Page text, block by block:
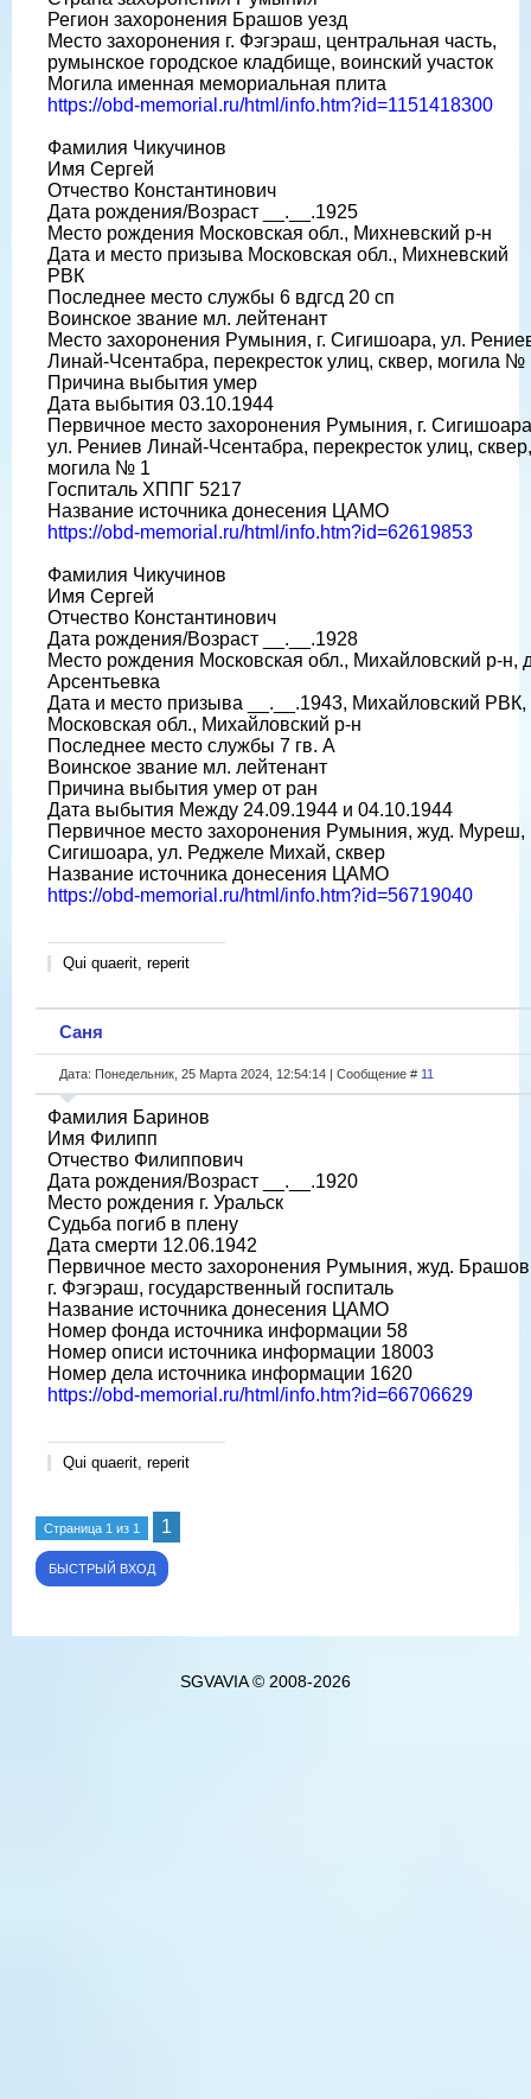
Регион захоронения Брашов уезд
Место захоронения г. Фэгэраш, центральная часть,
румынское городское кладбище, воинский участок
Могила именная мемориальная плита
https://obd-memorial.ru/html/info.htm?id=1151418300
Фамилия Чикучинов
Имя Сергей
Отчество Константинович
Дата рождения/Возраст __.__.1925
Место рождения Московская обл., Михневский р-н
Дата и место призыва Московская обл., Михневский
РВК
Последнее место службы 6 вдгсд 20 сп
Воинское звание мл. лейтенант
Место захоронения Румыния, г. Сигишоара, ул.
Линай-Чсентабра, перекресток улиц, сквер, могила №
Причина выбытия умер
Дата выбытия 03.10.1944
Первичное место захоронения Румыния, г.
ул. Рениев Линай-Чсентабра, перекресток улиц, сквер,
могила № 1
Госпиталь ХППГ 5217
Название источника донесения ЦАМО
https://obd-memorial.ru/html/info.htm?id=62619853
Фамилия Чикучинов
Имя Сергей
Отчество Константинович
Дата рождения/Возраст __.__.1928
Место рождения Московская обл., Михайловский р-н,
Арсентьевка
Дата и место призыва __.__.1943, Михайловский РВК,
Московская обл., Михайловский р-н
Последнее место службы 7 гв. А
Воинское звание мл. лейтенант
Причина выбытия умер от ран
Дата выбытия Между 24.09.1944 и 04.10.1944
Первичное место захоронения Румыния, жуд. Муреш,
Сигишоара, ул. Реджеле Михай, сквер
Название источника донесения ЦАМО
https://obd-memorial.ru/html/info.htm?id=56719040
Qui quaerit, reperit
Саня
Дата: Понедельник, 25 Марта 2024, 12:54:14 | Сообщение # 11
Фамилия Баринов
Имя Филипп
Отчество Филиппович
Дата рождения/Возраст __.__.1920
Место рождения г. Уральск
Судьба погиб в плену
Дата смерти 12.06.1942
Первичное место захоронения Румыния, жуд.
г. Фэгэраш, государственный госпиталь
Название источника донесения ЦАМО
Номер фонда источника информации 58
Номер описи источника информации 18003
Номер дела источника информации 1620
https://obd-memorial.ru/html/info.htm?id=66706629
Qui quaerit, reperit
Страница 1 из 1 1
SGVAVIA © 2008-2026